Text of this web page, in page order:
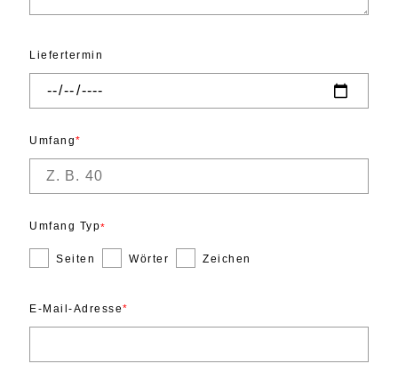
Liefertermin
Umfang
Umfang Typ
Seiten Wörter Zeichen
E-Mail-Adresse